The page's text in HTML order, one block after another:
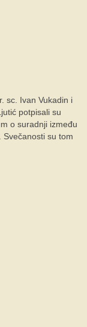
sc. Ivan Vukadin i
potpisali su
o suradnji između
Svečanosti su tom